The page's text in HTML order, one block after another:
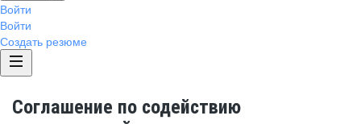
Войти
Войти
Создать резюме
Соглашение по содействию